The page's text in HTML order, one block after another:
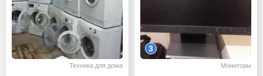
Техника для дома
3
Мониторы